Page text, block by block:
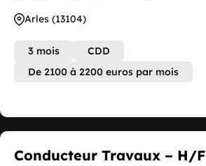
Arles (13104)
3 mois
CDD
De 2100 à 2200 euros par mois
Conducteur Travaux – H/F